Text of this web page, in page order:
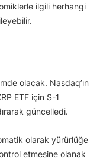
ilgili herhangi
olacak. Nasdaq’ın
ETF için S-1
güncelledi.
olarak yürürlüğe
etmesine olanak